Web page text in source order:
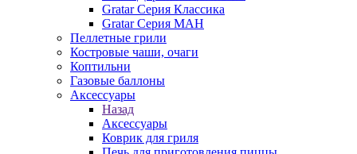
Gratar Серия Классика
Gratar Серия МАН
Пеллетные грили
Костровые чаши, очаги
Коптильни
Газовые баллоны
Аксессуары
Назад
Аксессуары
Коврик для гриля